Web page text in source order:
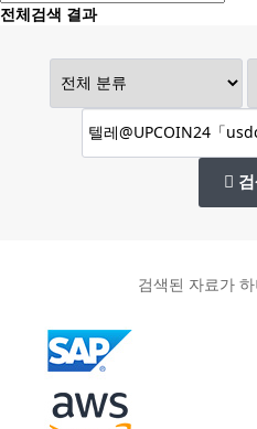
전체검색 결과
검색된 자료가